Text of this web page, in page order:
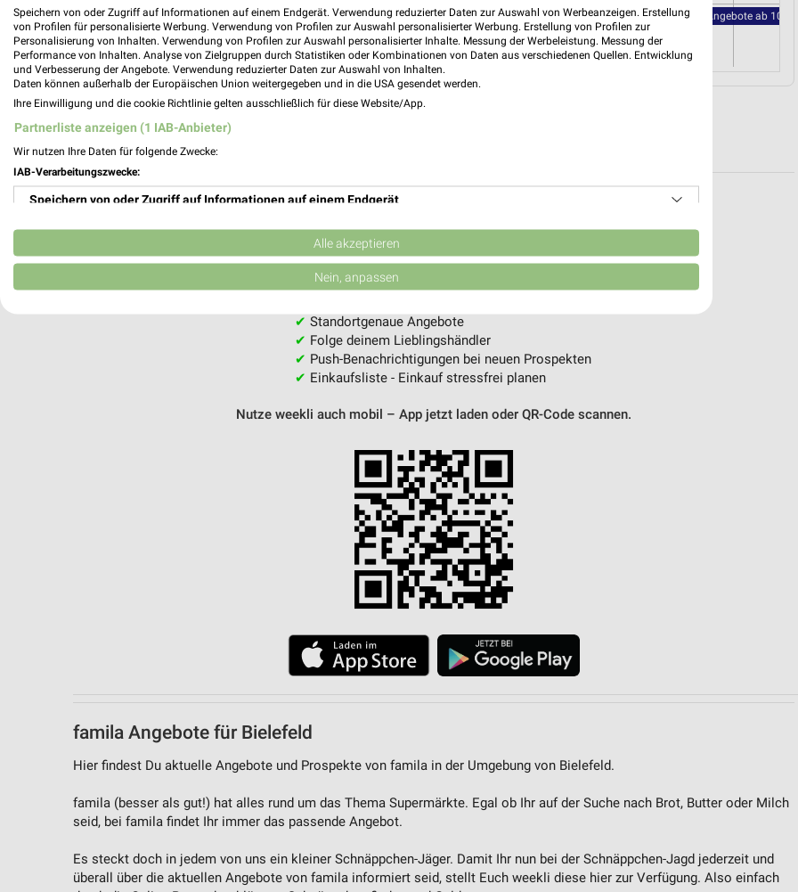
famila - Angebote ab 10.08.
weekli - Prospekte & Angebote App
Alle famila Angebote immer griffbereit – mit der kostenlosen weekli App für iOS & Android.
✔ Standortgenaue Angebote
✔ Folge deinem Lieblingshändler
✔ Push-Benachrichtigungen bei neuen Prospekten
✔ Einkaufsliste - Einkauf stressfrei planen
Nutze weekli auch mobil – App jetzt laden oder QR-Code scannen.
famila Angebote für Bielefeld
Hier findest Du aktuelle Angebote und Prospekte von famila in der Umgebung von Bielefeld.
famila (besser als gut!) hat alles rund um das Thema Supermärkte. Egal ob Ihr auf der Suche nach Brot, Butter oder Milch
seid, bei famila findet Ihr immer das passende Angebot.
Es steckt doch in jedem von uns ein kleiner Schnäppchen-Jäger. Damit Ihr nun bei der Schnäppchen-Jagd jederzeit und
überall über die aktuellen Angebote von famila informiert seid, stellt Euch weekli diese hier zur Verfügung. Also einfach
Speichern von oder Zugriff auf Informationen auf einem Endgerät. Verwendung reduzierter Daten zur Auswahl von Werbeanzeigen. Erstellung
von Profilen für personalisierte Werbung. Verwendung von Profilen zur Auswahl personalisierter Werbung. Erstellung von Profilen zur
Personalisierung von Inhalten. Verwendung von Profilen zur Auswahl personalisierter Inhalte. Messung der Werbeleistung. Messung der
Performance von Inhalten. Analyse von Zielgruppen durch Statistiken oder Kombinationen von Daten aus verschiedenen Quellen. Entwicklung
und Verbesserung der Angebote. Verwendung reduzierter Daten zur Auswahl von Inhalten.
Daten können außerhalb der Europäischen Union weitergegeben und in die USA gesendet werden.
Ihre Einwilligung und die cookie Richtlinie gelten ausschließlich für diese Website/App.
Partnerliste anzeigen (1 IAB-Anbieter)
Wir nutzen Ihre Daten für folgende Zwecke:
IAB-Verarbeitungszwecke:
Speichern von oder Zugriff auf Informationen auf einem Endgerät
Verwendung reduzierter Daten zur Auswahl von Werbeanzeigen
Erstellung von Profilen für personalisierte Werbung
Erstellung von Profilen zur Personalisierung von Inhalten
Verwendung von Profilen zur Auswahl personalisierter Inhalte
Analyse von Zielgruppen durch Statistiken oder Kombinationen von Daten aus verschiedenen
Geräte anhand von aktiv angeforderten Informationen identifizieren
Notwendig
Performance
Funktional
Alle akzeptieren
Nein, anpassen